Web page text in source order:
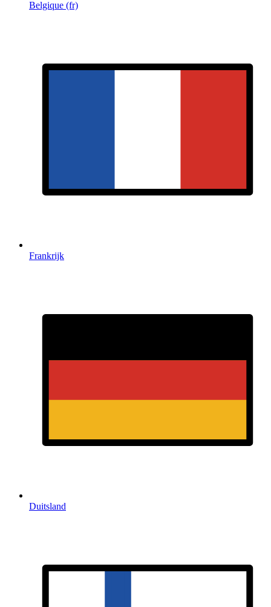
Belgique (fr)
Frankrijk
Duitsland